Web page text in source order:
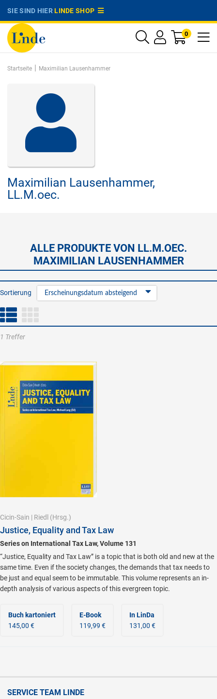
SIE SIND HIERLINDE SHOP
0
Startseite | Maximilian Lausenhammer
Maximilian Lausenhammer,
LL.M.oec.
ALLE PRODUKTE VON LL.M.OEC.
MAXIMILIAN LAUSENHAMMER
Sortierung Erscheinungsdatum absteigend
1 Treffer
Cicin-Sain | Riedl (Hrsg.)
Justice, Equality and Tax Law
Series on International Tax Law, Volume 131
“Justice, Equality and Tax Law” is a topic that is both old and new at the
same time. Even if the society changes, the demands that tax needs to
be just and equal seem to be immutable. This volume represents an in-
depth analysis of various aspects of this evergreen topic.
Buch kartoniert
145,00 €
E-Book
119,99 €
In LinDa
131,00 €
SERVICE TEAM LINDE